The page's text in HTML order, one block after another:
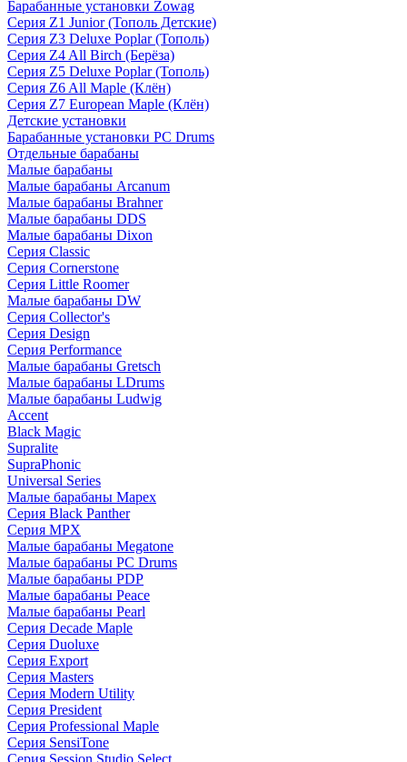
Барабанные установки Zowag
Серия Z1 Junior (Тополь Детские)
Серия Z3 Deluxe Poplar (Тополь)
Серия Z4 All Birch (Берёза)
Серия Z5 Deluxe Poplar (Тополь)
Серия Z6 All Maple (Клён)
Серия Z7 European Maple (Клён)
Детские установки
Барабанные установки PC Drums
Отдельные барабаны
Малые барабаны
Малые барабаны Arcanum
Малые барабаны Brahner
Малые барабаны DDS
Малые барабаны Dixon
Серия Classic
Серия Cornerstone
Серия Little Roomer
Малые барабаны DW
Серия Collector's
Серия Design
Серия Performance
Малые барабаны Gretsch
Малые барабаны LDrums
Малые барабаны Ludwig
Accent
Black Magic
Supralite
SupraPhonic
Universal Series
Малые барабаны Mapex
Серия Black Panther
Серия MPX
Малые барабаны Megatone
Малые барабаны PC Drums
Малые барабаны PDP
Малые барабаны Peace
Малые барабаны Pearl
Серия Decade Maple
Серия Duoluxe
Серия Export
Серия Masters
Серия Modern Utility
Серия President
Серия Professional Maple
Серия SensiTone
Серия Session Studio Select